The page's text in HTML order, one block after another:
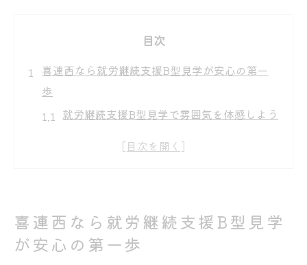
目次
喜連西なら就労継続支援B型見学が安心の第一
歩
就労継続支援B型見学で雰囲気を体感しよう
平野区の就労継続支援B型の特徴を解説
多様な作業体験で就労継続支援B型を知る
就労継続支援B型で手作業や軽作業を体験
喜連西なら就労継続支援B型見学
が安心の第一歩